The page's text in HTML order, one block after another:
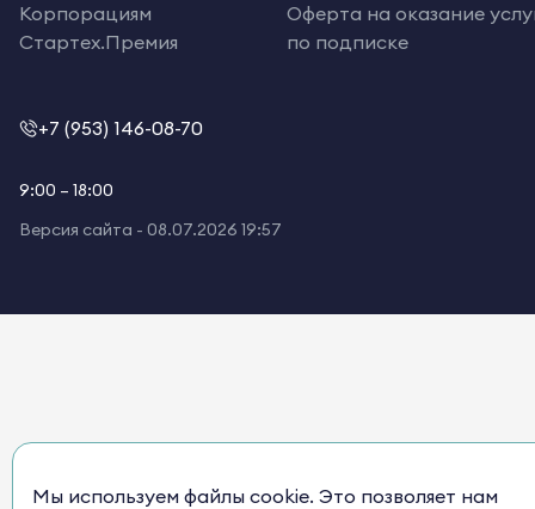
Корпорациям
Стартех.Премия
Оферта на оказание
по подписке
+7 (953) 146-08-70
9:00 – 18:00
Версия сайта - 08.07.2026 19:57
Мы используем файлы cookie. Это позволяет нам